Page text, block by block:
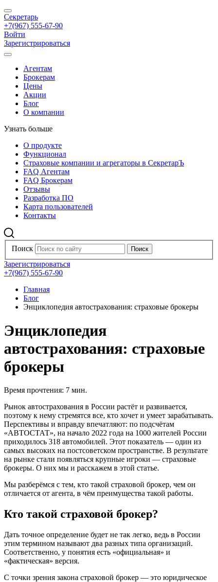
Секретарь
+7(967) 555-67-90
Войти
Зарегистрироваться
Агентам
Брокерам
Цены
Акции
Блог
О компании
Узнать больше
О продукте
Функционал
Страховые компании и агрегаторы в СекретарЪ
FAQ Агентам
FAQ Брокерам
Отзывы
Разработка ПО
Карта пользователей
Контакты
Поиск
Зарегистрироваться
+7(967) 555-67-90
Главная
Блог
Энциклопедия автострахования: страховые брокеры
Энциклопедия
автострахования: страховые
брокеры
Время прочтения: 7 мин.
Рынок автострахования в России растёт и развивается,
поэтому к нему стремятся все, кто хочет и умеет зарабатывать.
Перспективы и вправду впечатляют: по подсчётам
«АВТОСТАТ», на начало 2022 года на 1000 жителей России
приходилось 318 автомобилей. Этот показатель — один из
самых высоких на постсоветском пространстве. В результате
на рынке стали появляться крупные игроки — страховые
брокеры. О них мы и расскажем в этой статье.
Мы разберёмся с тем, кто такой страховой брокер, чем он
отличается от агента, в чём преимущества такой работы.
Кто такой страховой брокер?
Дать точное определение будет не так легко, ведь в России
этим термином называют два разных типа организаций.
Соответственно, у понятия есть «официальная» и
«фактическая» версия.
С точки зрения закона страховой брокер — это юридическое